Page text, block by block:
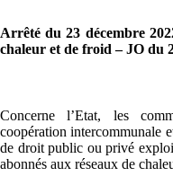
Arrêté du 23 décembre
chaleur et de froid – JO du
Concerne l’Etat, les
coopération intercommunale
de droit public ou privé
abonnés aux réseaux de